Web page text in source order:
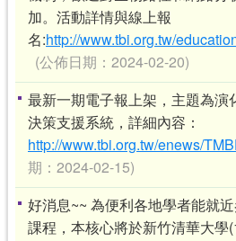
加。活動詳情與線上報
名:http://www.tbi.org.tw/
(公佈日期：2024-02-20)
最新一期電子報上架，主題為演
決策支援系統，詳細內容：
http://www.tbi.org.tw/enews/
期：2024-02-15)
好消息~~ 為便利各地學者能就
課程，本核心將於新竹清華大學